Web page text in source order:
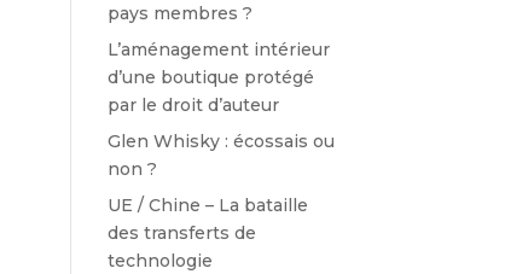
pays membres ?
L’aménagement intérieur
d’une boutique protégé
par le droit d’auteur
Glen Whisky : écossais ou
non ?
UE / Chine – La bataille
des transferts de
technologie